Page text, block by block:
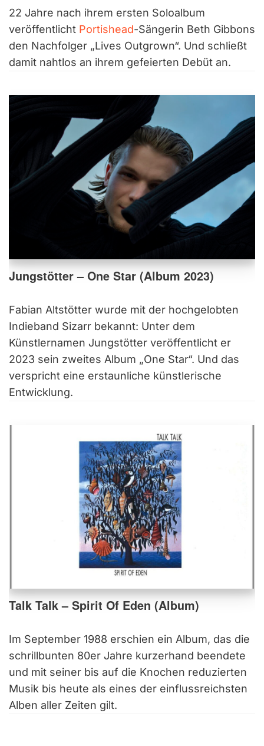
22 Jahre nach ihrem ersten Soloalbum
veröffentlicht Portishead-Sängerin Beth Gibbons
den Nachfolger „Lives Outgrown“. Und schließt
damit nahtlos an ihrem gefeierten Debüt an.
Jungstötter – One Star (Album 2023)
Fabian Altstötter wurde mit der hochgelobten
Indieband Sizarr bekannt: Unter dem
Künstlernamen Jungstötter veröffentlicht er
2023 sein zweites Album „One Star“. Und das
verspricht eine erstaunliche künstlerische
Entwicklung.
Talk Talk – Spirit Of Eden (Album)
Im September 1988 erschien ein Album, das die
schrillbunten 80er Jahre kurzerhand beendete
und mit seiner bis auf die Knochen reduzierten
Musik bis heute als eines der einflussreichsten
Alben aller Zeiten gilt.